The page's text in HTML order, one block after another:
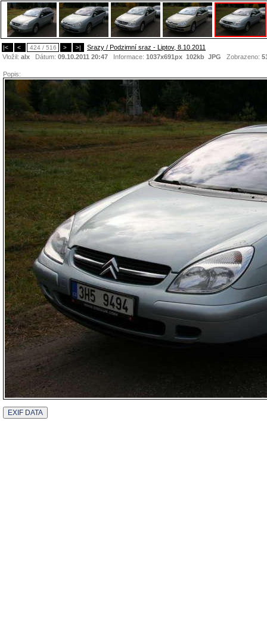
|< < 424 / 516 > >|
Srazy / Podzimní sraz - Liptov, 8.10.2011
Vložil: alx Dátum: 09.10.2011 20:47 Informace: 1037x691px 102kb JPG Zobrazeno:
Popis: